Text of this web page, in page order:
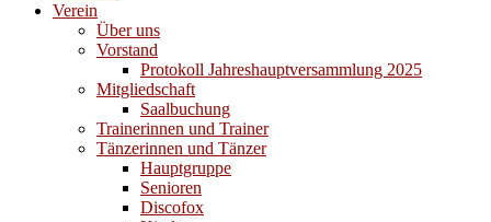
Verein
Über uns
Vorstand
Protokoll Jahreshauptversammlung 2025
Mitgliedschaft
Saalbuchung
Trainerinnen und Trainer
Tänzerinnen und Tänzer
Hauptgruppe
Senioren
Discofox